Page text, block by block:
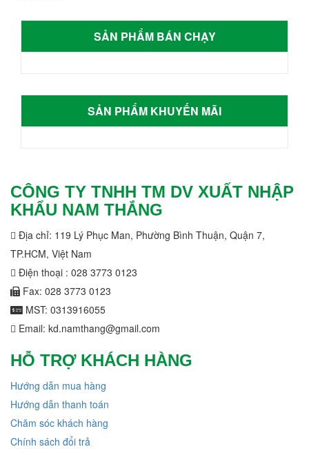
SẢN PHẨM BÁN CHẠY
SẢN PHẨM KHUYẾN MÃI
CÔNG TY TNHH TM DV XUẤT NHẬP
KHẨU NAM THẮNG
Địa chỉ: 119 Lý Phục Man, Phường Bình Thuận, Quận 7,
TP.HCM, Việt Nam
Điện thoại : 028 3773 0123
Fax: 028 3773 0123
MST: 0313916055
Email: kd.namthang@gmail.com
HỖ TRỢ KHÁCH HÀNG
Hướng dẫn mua hàng
Hướng dẫn thanh toán
Chăm sóc khách hàng
Chính sách đổi trả